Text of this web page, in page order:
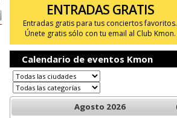
ENTRADAS GRATIS
Entradas gratis para tus conciertos favoritos.
Únete gratis sólo con tu email al Club Kmon.
Calendario de eventos Kmon
Agosto 2026